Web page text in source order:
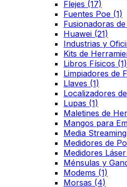
Flejes (17)
Fuentes Poe (1)
Fusionadoras
Huawei (21)
Industrias y
Kits de
Libros Físicos (1)
Limpiadores de
Llaves (1)
Localizadores
Lupas (1)
Maletines de
Mangos para
Media Streaming
Medidores de
Medidores Láser
Ménsulas y
Modems (1)
Morsas (4)